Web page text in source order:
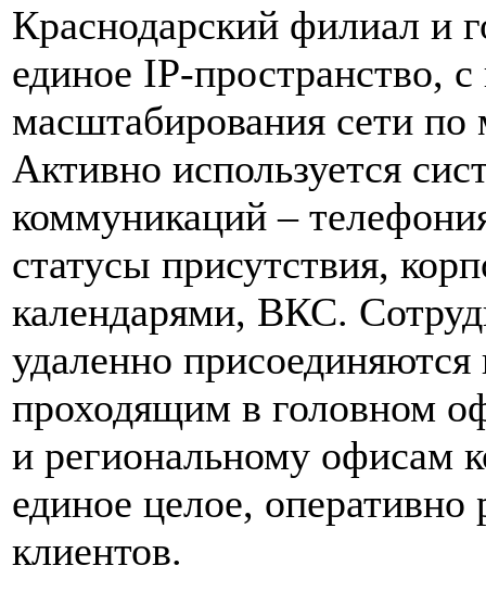
Краснодарский филиал и
единое IP-пространство,
масштабирования сети
Активно используется
коммуникаций –
статусы присутствия,
календарями, ВКС.
удаленно
проходящим в головном
и региональному офисам
единое целое, оперативно
клиентов.